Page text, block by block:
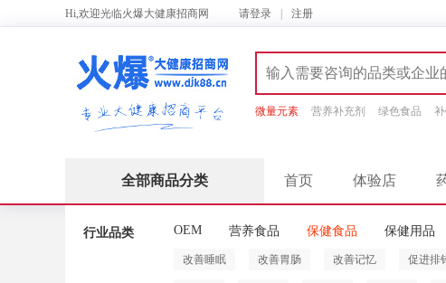
Hi,欢迎光临火爆大健康招商网 请登录 注册
微量元素 营养补充剂 绿色食品
全部商品分类 首页 体验店
行业品类 OEM 营养食品 保健食品 保健用品
改善睡眠 改善胃肠 改善记忆 促进排